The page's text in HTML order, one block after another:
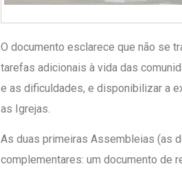
O documento esclarece que não se
tarefas adicionais à vida das
e as dificuldades, e disponibilizar a
as Igrejas.
As duas primeiras Assembleias (as
complementares: um documento de